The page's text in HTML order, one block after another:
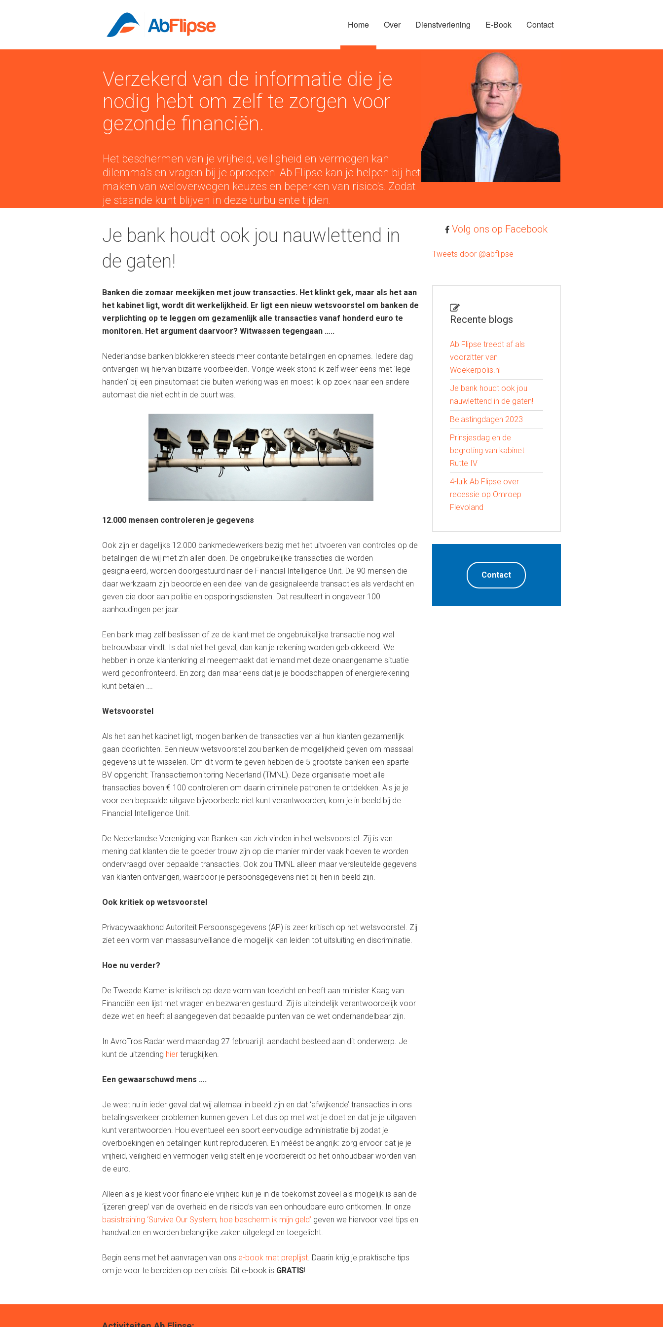
Home Over Dienstverlening E-Book Contact
Verzekerd van de informatie die je
nodig hebt om zelf te zorgen voor
gezonde financiën.
Het beschermen van je vrijheid, veiligheid en vermogen kan
dilemma's en vragen bij je oproepen. Ab Flipse kan je helpen bij het
maken van weloverwogen keuzes en beperken van risico's. Zodat
je staande kunt blijven in deze turbulente tijden.
Je bank houdt ook jou nauwlettend in
de gaten!
Banken die zomaar meekijken met jouw transacties. Het klinkt gek, maar als het aan
het kabinet ligt, wordt dit werkelijkheid. Er ligt een nieuw wetsvoorstel om banken de
verplichting op te leggen om gezamenlijk alle transacties vanaf honderd euro te
monitoren. Het argument daarvoor? Witwassen tegengaan …..
Nederlandse banken blokkeren steeds meer contante betalingen en opnames. Iedere dag
ontvangen wij hiervan bizarre voorbeelden. Vorige week stond ik zelf weer eens met 'lege
handen' bij een pinautomaat die buiten werking was en moest ik op zoek naar een andere
automaat die niet echt in de buurt was.
12.000 mensen controleren je gegevens
Ook zijn er dagelijks 12.000 bankmedewerkers bezig met het uitvoeren van controles op de
betalingen die wij met z’n allen doen. De ongebruikelijke transacties die worden
gesignaleerd, worden doorgestuurd naar de Financial Intelligence Unit. De 90 mensen die
daar werkzaam zijn beoordelen een deel van de gesignaleerde transacties als verdacht en
geven die door aan politie en opsporingsdiensten. Dat resulteert in ongeveer 100
aanhoudingen per jaar.
Een bank mag zelf beslissen of ze de klant met de ongebruikelijke transactie nog wel
betrouwbaar vindt. Is dat niet het geval, dan kan je rekening worden geblokkeerd. We
hebben in onze klantenkring al meegemaakt dat iemand met deze onaangename situatie
werd geconfronteerd. En zorg dan maar eens dat je je boodschappen of energierekening
kunt betalen ….
Wetsvoorstel
Als het aan het kabinet ligt, mogen banken de transacties van al hun klanten gezamenlijk
gaan doorlichten. Een nieuw wetsvoorstel zou banken de mogelijkheid geven om massaal
gegevens uit te wisselen. Om dit vorm te geven hebben de 5 grootste banken een aparte
BV opgericht: Transactiemonitoring Nederland (TMNL). Deze organisatie moet alle
transacties boven € 100 controleren om daarin criminele patronen te ontdekken. Als je je
voor een bepaalde uitgave bijvoorbeeld niet kunt verantwoorden, kom je in beeld bij de
Financial Intelligence Unit.
De Nederlandse Vereniging van Banken kan zich vinden in het wetsvoorstel. Zij is van
mening dat klanten die te goeder trouw zijn op die manier minder vaak hoeven te worden
ondervraagd over bepaalde transacties. Ook zou TMNL alleen maar versleutelde gegevens
van klanten ontvangen, waardoor je persoonsgegevens niet bij hen in beeld zijn.
Ook kritiek op wetsvoorstel
Privacywaakhond Autoriteit Persoonsgegevens (AP) is zeer kritisch op het wetsvoorstel. Zij
ziet een vorm van massasurveillance die mogelijk kan leiden tot uitsluiting en discriminatie.
Hoe nu verder?
De Tweede Kamer is kritisch op deze vorm van toezicht en heeft aan minister Kaag van
Financiën een lijst met vragen en bezwaren gestuurd. Zij is uiteindelijk verantwoordelijk voor
deze wet en heeft al aangegeven dat bepaalde punten van de wet onderhandelbaar zijn.
In AvroTros Radar werd maandag 27 februari jl. aandacht besteed aan dit onderwerp. Je
kunt de uitzending hier terugkijken.
Een gewaarschuwd mens ….
Je weet nu in ieder geval dat wij allemaal in beeld zijn en dat ‘afwijkende’ transacties in ons
betalingsverkeer problemen kunnen geven. Let dus op met wat je doet en dat je je uitgaven
kunt verantwoorden. Hou eventueel een soort eenvoudige administratie bij zodat je
overboekingen en betalingen kunt reproduceren. En méést belangrijk: zorg ervoor dat je je
vrijheid, veiligheid en vermogen veilig stelt en je voorbereidt op het onhoudbaar worden van
de euro.
Alleen als je kiest voor financiële vrijheid kun je in de toekomst zoveel als mogelijk is aan de
‘ijzeren greep’ van de overheid en de risico’s van een onhoudbare euro ontkomen. In onze
basistraining ‘Survive Our System; hoe bescherm ik mijn geld’ geven we hiervoor veel tips en
handvatten en worden belangrijke zaken uitgelegd en toegelicht.
Begin eens met het aanvragen van ons e-book met preplijst. Daarin krijg je praktische tips
om je voor te bereiden op een crisis. Dit e-book is GRATIS!
Volg ons op Facebook
Tweets door @abflipse
Recente blogs
Ab Flipse treedt af als
voorzitter van
Woekerpolis.nl
Je bank houdt ook jou
nauwlettend in de gaten!
Belastingdagen 2023
Prinsjesdag en de
begroting van kabinet
Rutte IV
4-luik Ab Flipse over
recessie op Omroep
Flevoland
Contact